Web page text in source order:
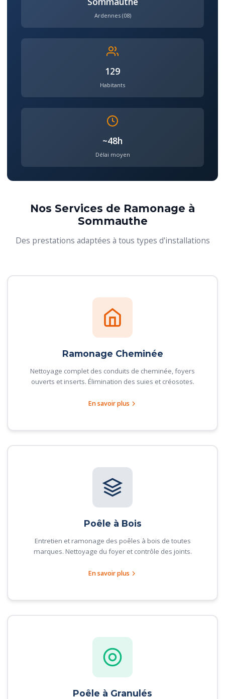
Ardennes (08)
129
Habitants
~48h
Délai moyen
Nos Services de Ramonage à
Sommauthe
Des prestations adaptées à tous types d'installations
Ramonage Cheminée
Nettoyage complet des conduits de cheminée, foyers
ouverts et inserts. Élimination des suies et créosotes.
En savoir plus
Poêle à Bois
Entretien et ramonage des poêles à bois de toutes
marques. Nettoyage du foyer et contrôle des joints.
En savoir plus
Poêle à Granulés